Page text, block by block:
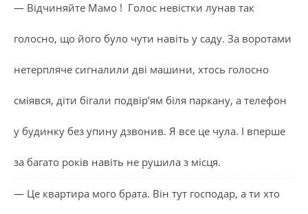
— Відчиняйте Мамо ! Голос невістки лунав так
голосно, що його було чути навіть у саду. За воротами
нетерпляче сигналили дві машини, хтось голосно
сміявся, діти бігали подвір’ям біля паркану, а телефон
у будинку без упину дзвонив. Я все це чула. І вперше
за багато років навіть не рушила з місця.
— Це квартира мого брата. Він тут господар, а ти хто